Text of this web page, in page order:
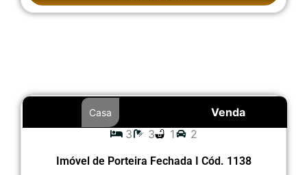
Venda
Casa
3 3 1 2
Imóvel de Porteira Fechada I Cód. 1138